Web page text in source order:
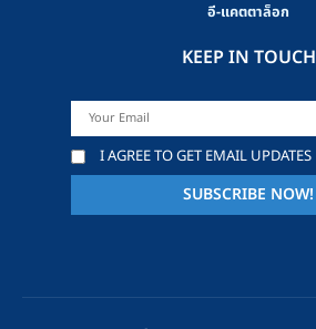
อี-แคตตาล็อก
KEEP IN TOUCH
I AGREE TO GET EMAIL UPDATES